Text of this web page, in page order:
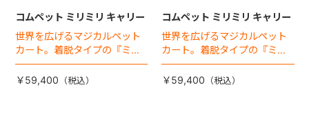
コムペット ミリミリ キャリー
世界を広げるマジカルペット
カート。着脱タイプの『ミリ
ミリEG』 がフルモデルチェン
ジ 。新機能「マジカルフォー
￥59,400
コムペット ミリミリ キャリー
世界を広げるマジカルペット
カート。着脱タイプの『ミリ
ミリEG』 がフルモデルチェン
ジ 。新機能「マジカルフォー
￥59,400